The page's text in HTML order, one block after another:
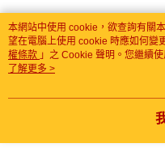
熱門標籤
本網站中使用 cookie，欲查詢有關
望在電腦上使用 cookie 時應如何變
權條款 」之 Cookie 聲明。您繼續
用條款之 Cookie 聲明使用 cookie。
了解更多 >